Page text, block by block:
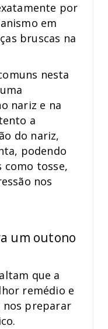
por
em
bruscas na
nesta
nariz e na
a
do nariz,
podendo
como tosse,
nos
um outono
que a
remédio e
nos preparar